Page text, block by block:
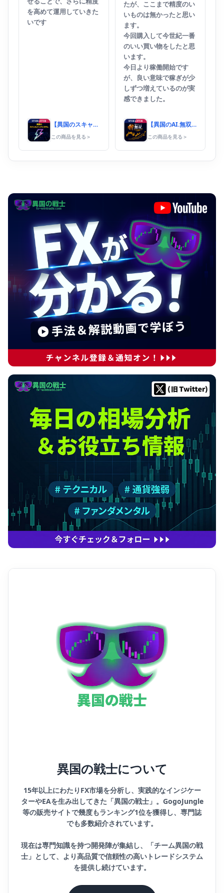
を高めて運用していきた
いです
【異国のスキャルピングシステム】
この商品を見る ＞
たが、ここまで精度のい
いものは無かったと思い
ます。
今回購入して今世紀一番
のいい買い物をしたと思
います。
今日より稼働開始です
が、良い意味で稼ぎが少
しずつ増えているのが実
感できました。
【異国のAI.無双スーパートレンド】
この商品を見る ＞
異国の戦士について
15年以上にわたりFX市場を分析し、実践的なインジケー
ターやEAを生み出してきた「異国の戦士」。GogoJungle
等の販売サイトで幾度もランキング1位を獲得し、専門誌
でも多数紹介されています。
現在は専門知識を持つ開発陣が集結し、「チーム異国の戦
士」として、より高品質で信頼性の高いトレードシステム
を提供し続けています。